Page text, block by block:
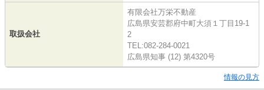
取扱会社
有限会社万栄不動産
広島県安芸郡府中町大須１丁目19-1
2
TEL:082-284-0021
広島県知事 (12) 第4320号
情報の見方